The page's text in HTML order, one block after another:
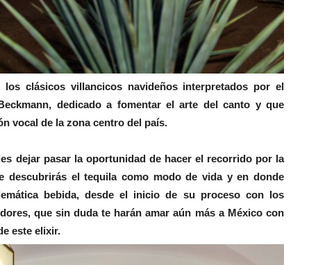
los clásicos villancicos navideños interpretados por el
dedicado a fomentar el arte del canto y que
vocal de la zona centro del país.
dejar pasar la oportunidad de hacer el recorrido por la
descubrirás el tequila como modo de vida y en donde
bebida, desde el inicio de su proceso con los
que sin duda te harán amar aún más a México con
este elixir.